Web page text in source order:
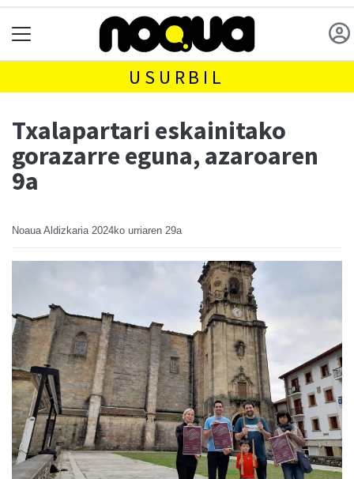
USURBIL
Txalapartari eskainitako
gorazarre eguna, azaroaren
9a
Noaua Aldizkaria 2024ko urriaren 29a